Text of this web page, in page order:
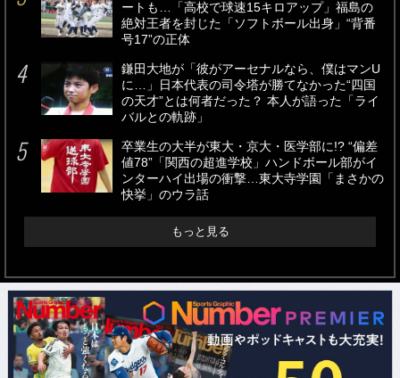
ートも…「高校で球速15キロアップ」福島の
絶対王者を封じた「ソフトボール出身」“背番
号17”の正体
鎌田大地が「彼がアーセナルなら、僕はマンU
に…」日本代表の司令塔が勝てなかった“四国
の天才”とは何者だった？ 本人が語った「ライ
バルとの軌跡」
卒業生の大半が東大・京大・医学部に!? “偏差
値78”「関西の超進学校」ハンドボール部がイ
ンターハイ出場の衝撃…東大寺学園「まさかの
快挙」のウラ話
もっと見る